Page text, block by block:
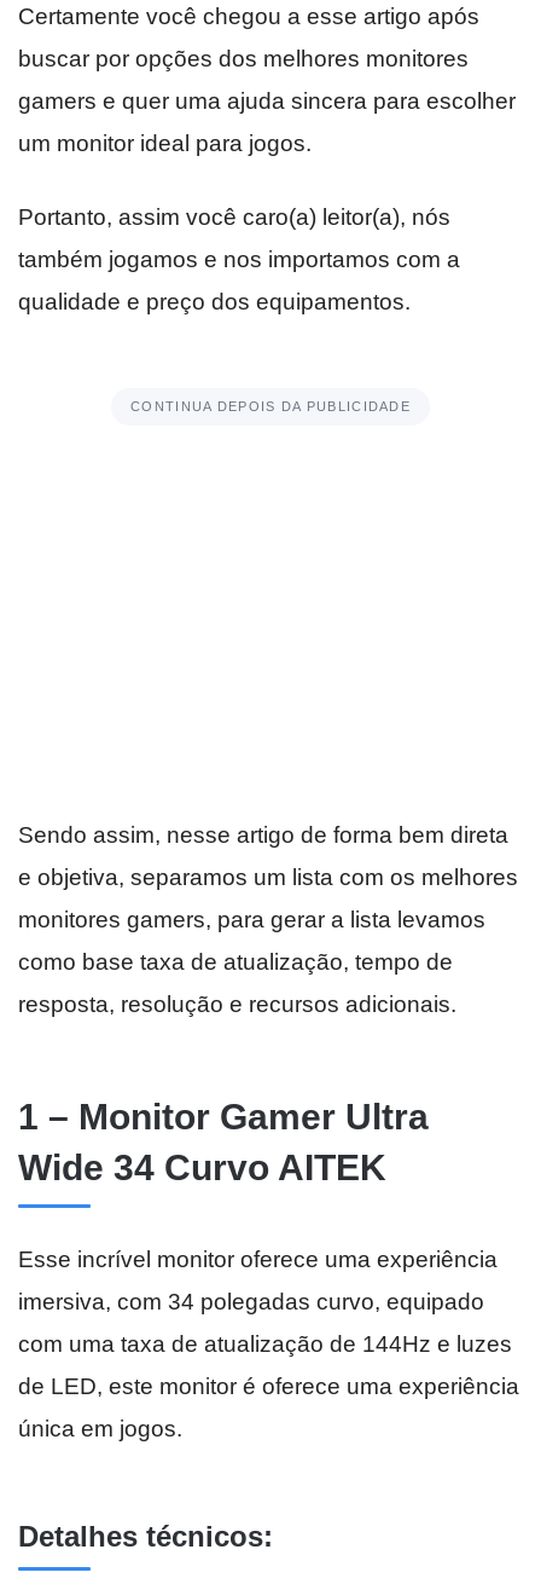
Certamente você chegou a esse artigo após
buscar por opções dos melhores monitores
gamers e quer uma ajuda sincera para escolher
um monitor ideal para jogos.
Portanto, assim você caro(a) leitor(a), nós
também jogamos e nos importamos com a
qualidade e preço dos equipamentos.
CONTINUA DEPOIS DA PUBLICIDADE
Sendo assim, nesse artigo de forma bem direta
e objetiva, separamos um lista com os melhores
monitores gamers, para gerar a lista levamos
como base taxa de atualização, tempo de
resposta, resolução e recursos adicionais.
1 – Monitor Gamer Ultra
Wide 34 Curvo AITEK
Esse incrível monitor oferece uma experiência
imersiva, com 34 polegadas curvo, equipado
com uma taxa de atualização de 144Hz e luzes
de LED, este monitor é oferece uma experiência
única em jogos.
Detalhes técnicos: